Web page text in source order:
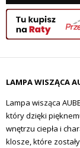
LAMPA WISZĄCA
Lampa wisząca
który dzięki
wnętrzu ciepła i
klosze, które